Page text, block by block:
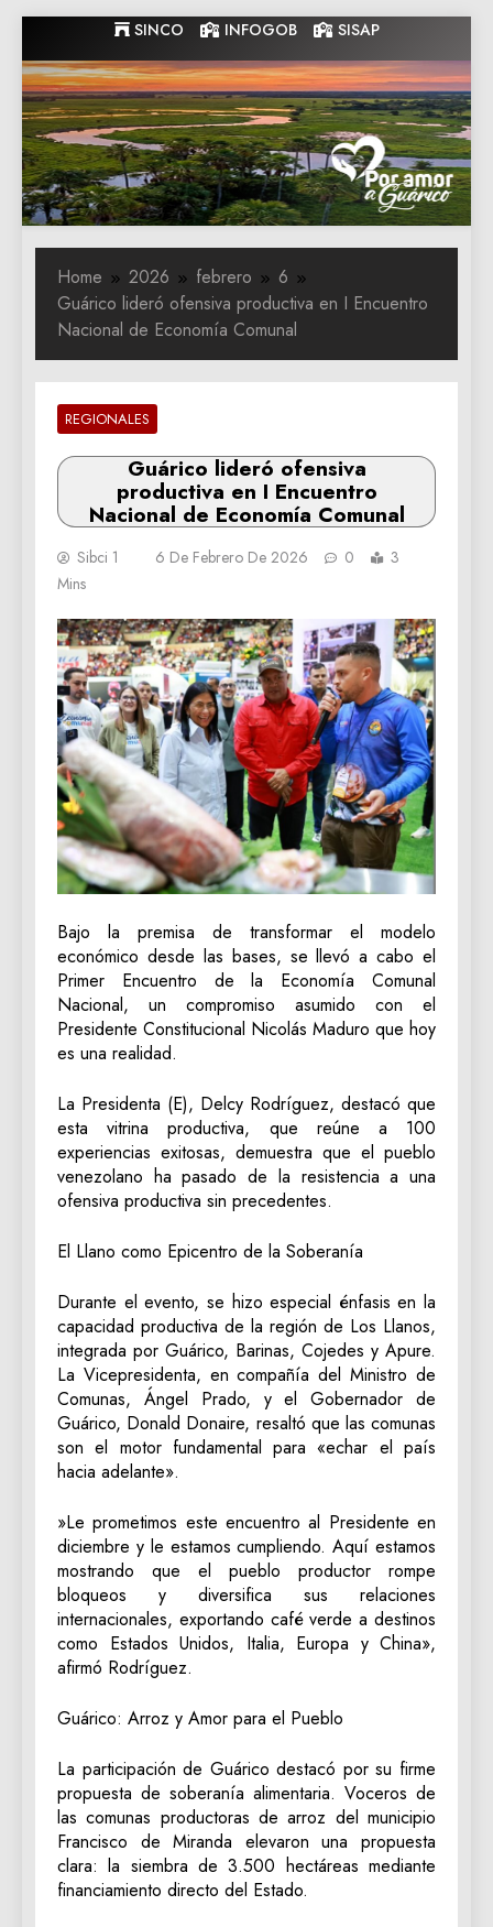
to
content
SINCO INFOGOB SISAP
Gobernacion
de Guarico
Gobernacion de Guarico
Home 2026 febrero
6
Guárico lideró ofensiva productiva en I Encuentro
Nacional de Economía Comunal
REGIONALES
Guárico lideró ofensiva
productiva en I Encuentro
Nacional de Economía Comunal
Sibci 1 6 De Febrero De 2026 0
3
Mins
Bajo la premisa de transformar el modelo
económico desde las bases, se llevó a cabo el
Primer Encuentro de la Economía Comunal
Nacional, un compromiso asumido con el
Presidente Constitucional Nicolás Maduro que hoy
es una realidad.
‎La Presidenta (E), Delcy Rodríguez, destacó que
esta vitrina productiva, que reúne a 100
experiencias exitosas, demuestra que el pueblo
venezolano ha pasado de la resistencia a una
ofensiva productiva sin precedentes.
‎El Llano como Epicentro de la Soberanía
‎Durante el evento, se hizo especial énfasis en la
capacidad productiva de la región de Los Llanos,
integrada por Guárico, Barinas, Cojedes y Apure.
La Vicepresidenta, en compañía del Ministro de
Comunas, Ángel Prado, y el Gobernador de
Guárico, Donald Donaire, resaltó que las comunas
son el motor fundamental para «echar el país
hacia adelante».
‎»Le prometimos este encuentro al Presidente en
diciembre y le estamos cumpliendo. Aquí estamos
mostrando que el pueblo productor rompe
bloqueos y diversifica sus relaciones
internacionales, exportando café verde a destinos
como Estados Unidos, Italia, Europa y China»,
afirmó Rodríguez.
‎Guárico: Arroz y Amor para el Pueblo
‎La participación de Guárico destacó por su firme
propuesta de soberanía alimentaria. Voceros de
las comunas productoras de arroz del municipio
Francisco de Miranda elevaron una propuesta
clara: la siembra de 3.500 hectáreas mediante
financiamiento directo del Estado.